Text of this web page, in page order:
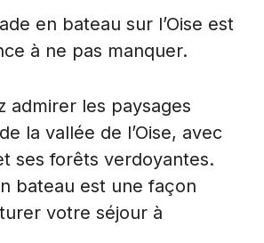
en bateau sur l’Oise est
à ne pas manquer.
admirer les paysages
la vallée de l’Oise, avec
ses forêts verdoyantes.
bateau est une façon
votre séjour à